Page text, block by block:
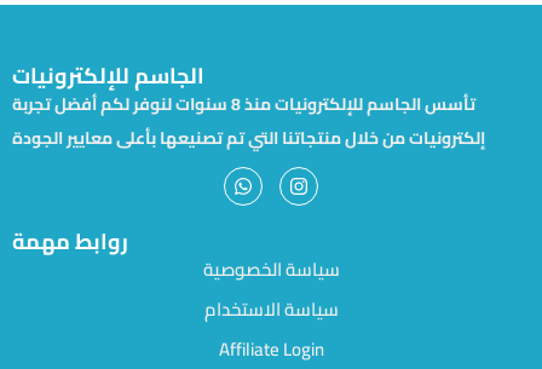
الجاسم للإلكترونيات
تأسس الجاسم للإلكترونيات منذ 8 سنوات لنوفر لكم أفضل تجربة
إلكترونيات من خلال منتجاتنا التي تم تصنيعها بأعلى معايير الجودة
روابط مهمة
سياسة الخصوصية
سياسة الاستخدام
Affiliate Login